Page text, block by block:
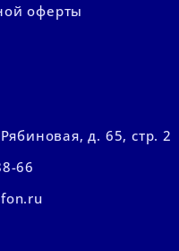
оферты
д. 65, стр. 2
66